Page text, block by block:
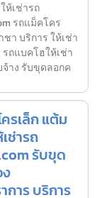
ห้เช่ารถ
รถแม็คโคร
ชา บริการ ให้เช่า
ถแบคโฮให้เช่า
าง รับขุดลอกค
รเล็ก แต้ม
ช่ารถ
รับขุด
การ บริการ